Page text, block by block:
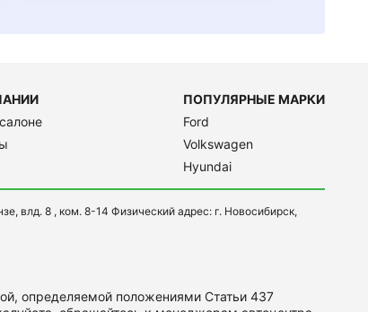
ПОПУЛЯРНЫЕ МАРКИ
Ford
Volkswagen
Hyundai
влд. 8 , ком. 8-14 Физический адрес: г. Новосибирск,
определяемой положениями Статьи 437